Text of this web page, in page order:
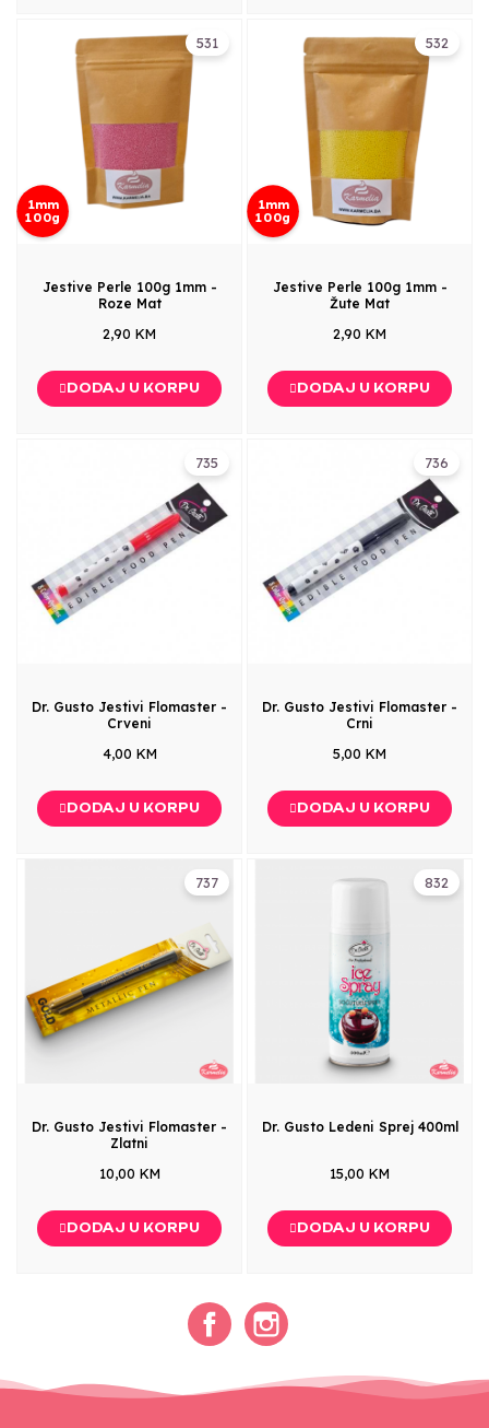
531
1mm
100g
Jestive Perle 100g 1mm -
Roze Mat
2,90 KM
DODAJ U KORPU
532
1mm
100g
Jestive Perle 100g 1mm -
Žute Mat
2,90 KM
DODAJ U KORPU
735
Dr. Gusto Jestivi Flomaster -
Crveni
4,00 KM
DODAJ U KORPU
736
Dr. Gusto Jestivi Flomaster -
Crni
5,00 KM
DODAJ U KORPU
737
Dr. Gusto Jestivi Flomaster -
Zlatni
10,00 KM
DODAJ U KORPU
832
Dr. Gusto Ledeni Sprej 400ml
15,00 KM
DODAJ U KORPU
Facebook